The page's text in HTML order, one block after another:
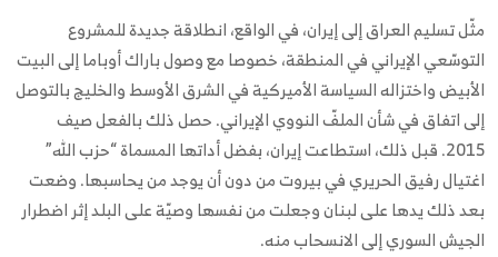
مثّل تسليم العراق إلى إيران، في الواقع، انطلاقة جديدة للمشروع
التوسّعي الإيراني في المنطقة، خصوصا مع وصول باراك أوباما إلى البيت
الأبيض واختزاله السياسة الأميركية في الشرق الأوسط والخليج بالتوصل
إلى اتفاق في شأن الملفّ النووي الإيراني. حصل ذلك بالفعل صيف
2015. قبل ذلك، استطاعت إيران، بفضل أداتها المسماة “حزب الله”
اغتيال رفيق الحريري في بيروت من دون أن يوجد من يحاسبها. وضعت
بعد ذلك يدها على لبنان وجعلت من نفسها وصيّة على البلد إثر اضطرار
الجيش السوري إلى الانسحاب منه.